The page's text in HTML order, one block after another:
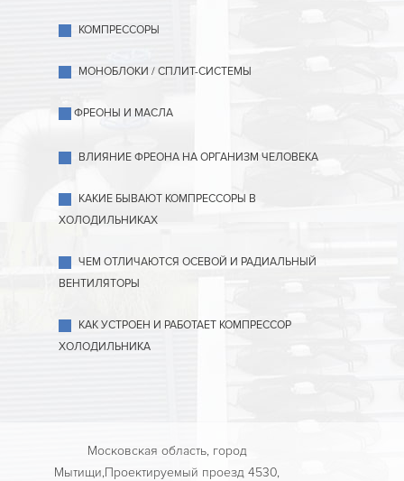
КОМПРЕССОРЫ
МОНОБЛОКИ / СПЛИТ-СИСТЕМЫ
ФРЕОНЫ И МАСЛА
ВЛИЯНИЕ ФРЕОНА НА ОРГАНИЗМ ЧЕЛОВЕКА
КАКИЕ БЫВАЮТ КОМПРЕССОРЫ В
ХОЛОДИЛЬНИКАХ
ЧЕМ ОТЛИЧАЮТСЯ ОСЕВОЙ И РАДИАЛЬНЫЙ
ВЕНТИЛЯТОРЫ
КАК УСТРОЕН И РАБОТАЕТ КОМПРЕССОР
ХОЛОДИЛЬНИКА
Московская область, город
Мытищи,Проектируемый проезд 4530,